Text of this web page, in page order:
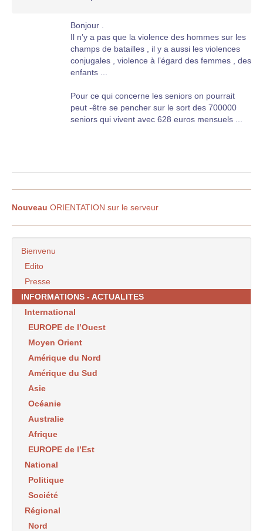
Bonjour .
Il n’y a pas que la violence des hommes sur les
champs de batailles , il y a aussi les violences
conjugales , violence à l’égard des femmes , des
enfants ...
Pour ce qui concerne les seniors on pourrait
peut -être se pencher sur le sort des 700000
seniors qui vivent avec 628 euros mensuels ...
Nouveau ORIENTATION sur le serveur
Bienvenu
Edito
Presse
INFORMATIONS - ACTUALITES
International
EUROPE de l’Ouest
Moyen Orient
Amérique du Nord
Amérique du Sud
Asie
Océanie
Australie
Afrique
EUROPE de l’Est
National
Politique
Société
Régional
Nord